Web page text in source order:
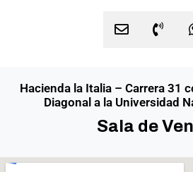
Hacienda la Italia – Carrera 31
Diagonal a la Universidad
Sala de